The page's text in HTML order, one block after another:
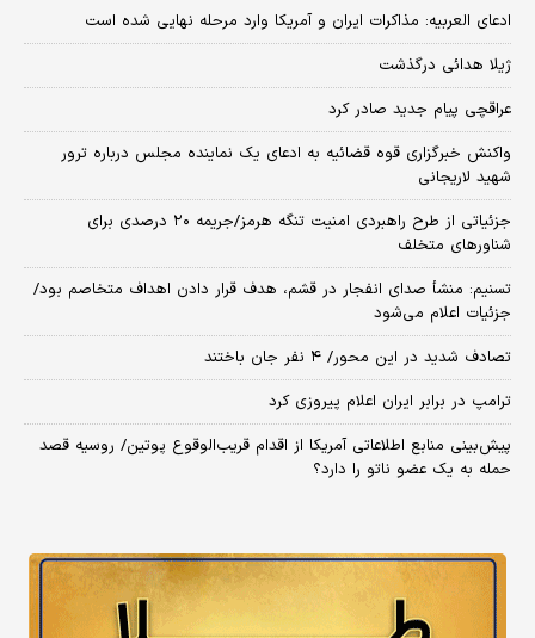
ادعای العربیه: مذاکرات ایران و آمریکا وارد مرحله نهایی شده است
ژیلا هدائی درگذشت
عراقچی پیام جدید صادر کرد
واکنش خبرگزاری قوه قضائیه به ادعای یک نماینده مجلس درباره ترور
شهید لاریجانی
جزئیاتی از طرح راهبردی امنیت تنگه هرمز/جریمه ۲۰ درصدی برای
شناورهای متخلف
تسنیم: منشأ صدای انفجار در قشم، هدف قرار دادن اهداف متخاصم بود/
جزئیات اعلام می‌شود
تصادف شدید در این محور/ ۴ نفر جان باختند
ترامپ در برابر ایران اعلام پیروزی کرد
پیش‌بینی منابع اطلاعاتی آمریکا از اقدام قریب‌الوقوع پوتین/ روسیه قصد
حمله به یک عضو ناتو را دارد؟